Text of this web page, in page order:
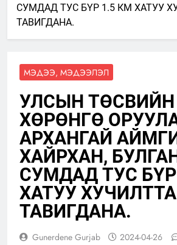
СУМДАД ТУС БҮР 1.5 КМ ХАТУУ
ТАВИГДАНА.
МЭДЭЭ, МЭДЭЭЛЭЛ
УЛСЫН ТӨСВИЙН
ХӨРӨНГӨ
АРХАНГАЙ
ХАЙРХАН,
СУМДАД ТУС
ХАТУУ
ТАВИГДАНА.
Gunerdene Gurjab 2024-04-26